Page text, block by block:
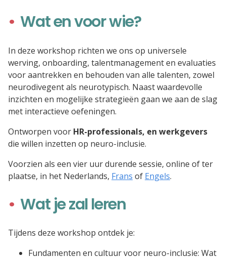
Wat en voor wie?
In deze workshop richten we ons op universele
werving, onboarding, talentmanagement en evaluaties
voor aantrekken en behouden van alle talenten, zowel
neurodivegent als neurotypisch. Naast waardevolle
inzichten en mogelijke strategieën gaan we aan de slag
met interactieve oefeningen.
Ontworpen voor HR-professionals, en werkgevers
die willen inzetten op neuro-inclusie.
Voorzien als een vier uur durende sessie, online of ter
plaatse, in het Nederlands, Frans of Engels.
Wat je zal leren
Tijdens deze workshop ontdek je:
Fundamenten en cultuur voor neuro-inclusie: Wat